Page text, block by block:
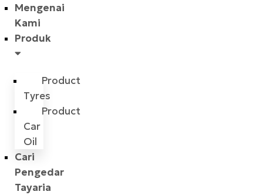
Mengenai
Kami
Produk
Product
Tyres
Product
Car
Oil
Cari
Pengedar
Tayaria